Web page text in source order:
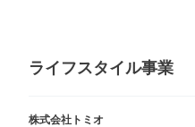
ライフスタイル事業
株式会社トミオ